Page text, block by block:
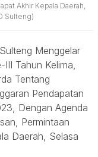
Akhir Kepala Daerah,
Sulteng)
Menggelar
Tahun Kelima,
Tentang
Pendapatan
Dengan Agenda
Permintaan
Daerah, Selasa